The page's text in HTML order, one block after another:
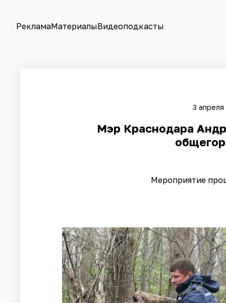
РекламаМатериалыВидеоподкасты
3
Мэр Краснодара
Мероприятие